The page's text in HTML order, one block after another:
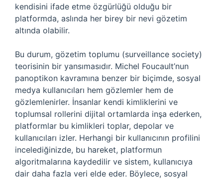
kendisini ifade etme özgürlüğü olduğu bir
platformda, aslında her birey bir nevi gözetim
altında olabilir.
Bu durum, gözetim toplumu (surveillance society)
teorisinin bir yansımasıdır. Michel Foucault’nun
panoptikon kavramına benzer bir biçimde, sosyal
medya kullanıcıları hem gözlemler hem de
gözlemlenirler. İnsanlar kendi kimliklerini ve
toplumsal rollerini dijital ortamlarda inşa ederken,
platformlar bu kimlikleri toplar, depolar ve
kullanıcıları izler. Herhangi bir kullanıcının profilini
incelediğinizde, bu hareket, platformun
algoritmalarına kaydedilir ve sistem, kullanıcıya
dair daha fazla veri elde eder. Böylece, sosyal